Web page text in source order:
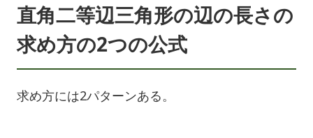
直角二等辺三角形の辺の長さの
求め方の2つの公式
求め方には2パターンある。